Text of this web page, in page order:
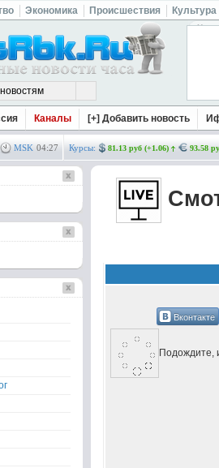
Экономика Происшествия Культура
Каналы [+] Добавить новость
MSK 04:27 Курсы: 81.13 руб (+1.06) 93.58
Вконтакте
Подождите,